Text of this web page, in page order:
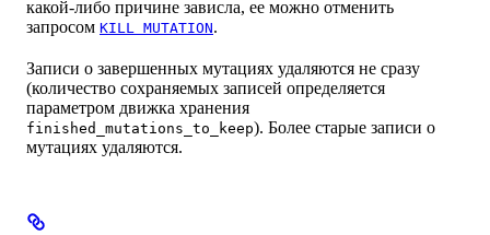
какой-либо причине зависла, ее можно отменить
запросом KILL MUTATION.
Записи о завершенных мутациях удаляются не сразу
(количество сохраняемых записей определяется
параметром движка хранения
finished_mutations_to_keep). Более старые записи о
мутациях удаляются.